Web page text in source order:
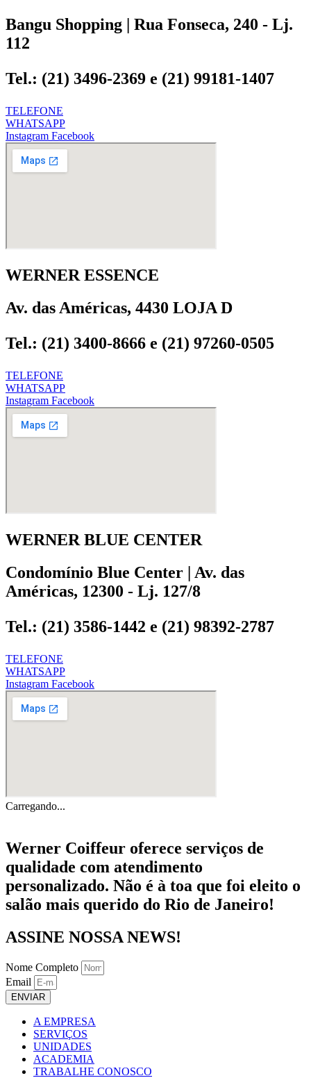
Bangu Shopping | Rua Fonseca, 240 - Lj.
112
Tel.: (21) 3496-2369 e (21) 99181-1407
TELEFONE
WHATSAPP
Instagram Facebook
WERNER ESSENCE
Av. das Américas, 4430 LOJA D
Tel.: (21) 3400-8666 e (21) 97260-0505
TELEFONE
WHATSAPP
Instagram Facebook
WERNER BLUE CENTER
Condomínio Blue Center | Av. das
Américas, 12300 - Lj. 127/8
Tel.: (21) 3586-1442 e (21) 98392-2787
TELEFONE
WHATSAPP
Instagram Facebook
Carregando...
Werner Coiffeur oferece serviços de
qualidade com atendimento
personalizado. Não é à toa que foi eleito o
salão mais querido do Rio de Janeiro!
ASSINE NOSSA NEWS!
Nome Completo
Email
ENVIAR
A EMPRESA
SERVIÇOS
UNIDADES
ACADEMIA
TRABALHE CONOSCO